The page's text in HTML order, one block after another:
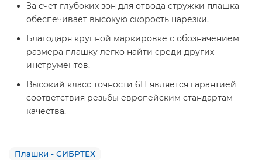
За счет глубоких зон для отвода стружки плашка
обеспечивает высокую скорость нарезки.
Благодаря крупной маркировке с обозначением
размера плашку легко найти среди других
инструментов.
Высокий класс точности 6Н является гарантией
соответствия резьбы европейским стандартам
качества.
Плашки - СИБРТЕХ